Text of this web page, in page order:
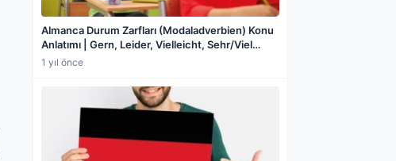
Almanca Durum Zarfları (Modaladverbien) Konu
Anlatımı | Gern, Leider, Vielleicht, Sehr/Viel
Farkı, Derece Zarfları, Olasılık Zarfları,
1 yıl önce